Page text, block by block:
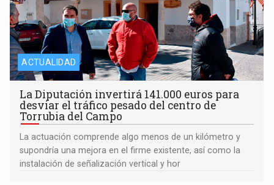
ACTUALIDAD
La Diputación invertirá 141.000 euros para
desviar el tráfico pesado del centro de
Torrubia del Campo
La actuación comprende algo menos de un kilómetro y
supondría una mejora en el firme existente, así como la
instalación de señalización vertical y hor